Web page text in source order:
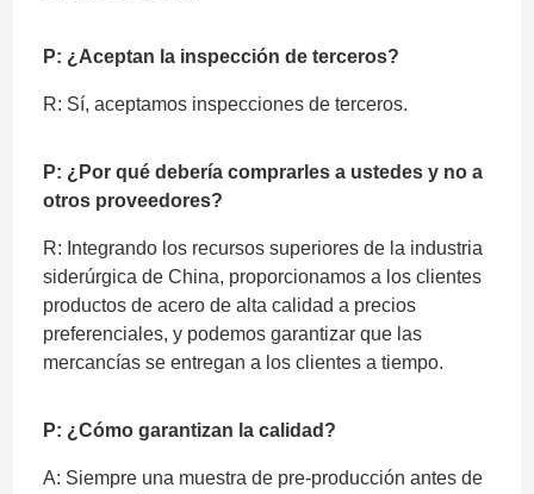
P: ¿Aceptan la inspección de terceros?
R: Sí, aceptamos inspecciones de terceros.
P: ¿Por qué debería comprarles a ustedes y no a
otros proveedores?
R: Integrando los recursos superiores de la industria
siderúrgica de China, proporcionamos a los clientes
productos de acero de alta calidad a precios
preferenciales, y podemos garantizar que las
mercancías se entregan a los clientes a tiempo.
P: ¿Cómo garantizan la calidad?
A: Siempre una muestra de pre-producción antes de